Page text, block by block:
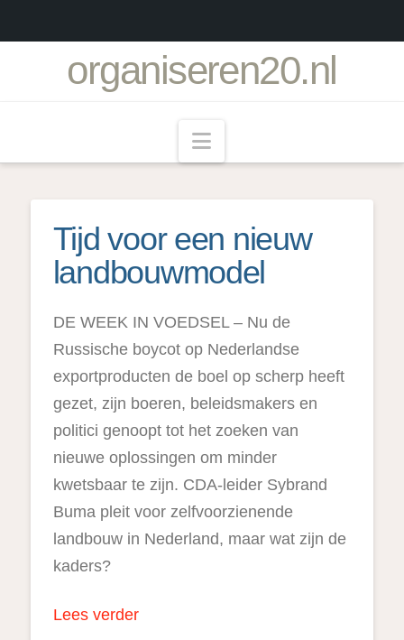
organiseren20.nl
Navigation
Tijd voor een nieuw
landbouwmodel
DE WEEK IN VOEDSEL – Nu de
Russische boycot op Nederlandse
exportproducten de boel op scherp heeft
gezet, zijn boeren, beleidsmakers en
politici genoopt tot het zoeken van
nieuwe oplossingen om minder
kwetsbaar te zijn. CDA-leider Sybrand
Buma pleit voor zelfvoorzienende
landbouw in Nederland, maar wat zijn de
kaders?
Lees verder